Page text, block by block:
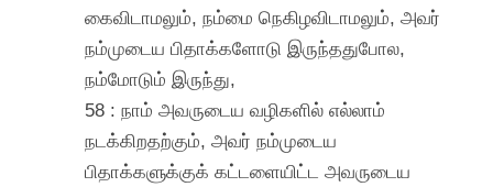
கைவிடாமலும், நம்மை நெகிழவிடாமலும், அவர்
நம்முடைய பிதாக்களோடு இருந்ததுபோல,
நம்மோடும் இருந்து,
58 : நாம் அவருடைய வழிகளில் எல்லாம்
நடக்கிறதற்கும், அவர் நம்முடைய
பிதாக்களுக்குக் கட்டளையிட்ட அவருடைய